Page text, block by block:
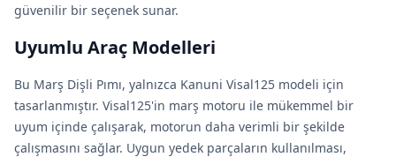
güvenilir bir seçenek sunar.
Uyumlu Araç Modelleri
Bu Marş Dişli Pımı, yalnızca Kanuni Visal125 modeli için
tasarlanmıştır. Visal125'in marş motoru ile mükemmel bir
uyum içinde çalışarak, motorun daha verimli bir şekilde
çalışmasını sağlar. Uygun yedek parçaların kullanılması,